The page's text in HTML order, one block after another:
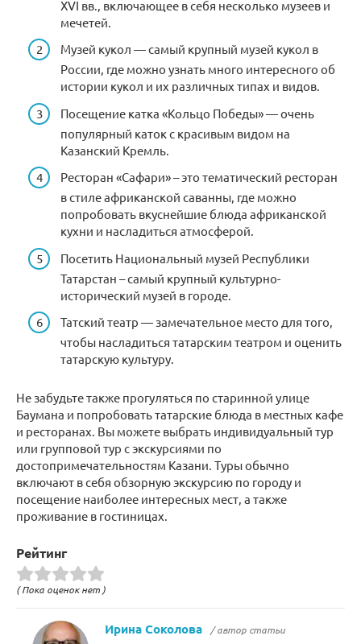
XVI вв., включающее в себя несколько музеев и
мечетей.
Музей кукол — самый крупный музей кукол в
России, где можно узнать много интересного об
истории кукол и их различных типах и видов.
Посещение катка «Кольцо Победы» — очень
популярный каток с красивым видом на
Казанский Кремль.
Ресторан «Сафари» – это тематический ресторан
в стиле африканской саванны, где можно
попробовать вкуснейшие блюда африканской
кухни и насладиться атмосферой.
Посетить Национальный музей Республики
Татарстан – самый крупный культурно-
исторический музей в городе.
Татский театр — замечательное место для того,
чтобы насладиться татарским театром и оценить
татарскую культуру.
Не забудьте также прогуляться по старинной улице
Баумана и попробовать татарские блюда в местных кафе
и ресторанах. Вы можете выбрать индивидуальный тур
или групповой тур с экскурсиями по
достопримечательностям Казани. Туры обычно
включают в себя обзорную экскурсию по городу и
посещение наиболее интересных мест, а также
проживание в гостиницах.
Рейтинг
( Пока оценок нет )
Ирина Соколова / автор статьи